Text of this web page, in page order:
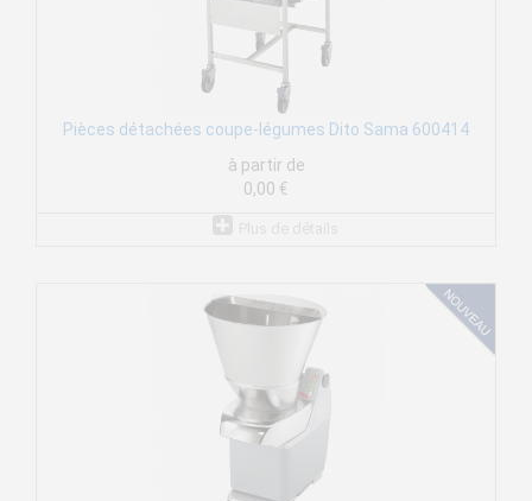
Pièces détachées coupe-légumes Dito Sama 600414
à partir de
0,00 €